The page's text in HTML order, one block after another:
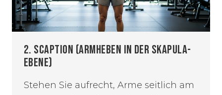
2. SCAPTION (ARMHEBEN IN DER SKAPULA-
EBENE)
Stehen Sie aufrecht, Arme seitlich am